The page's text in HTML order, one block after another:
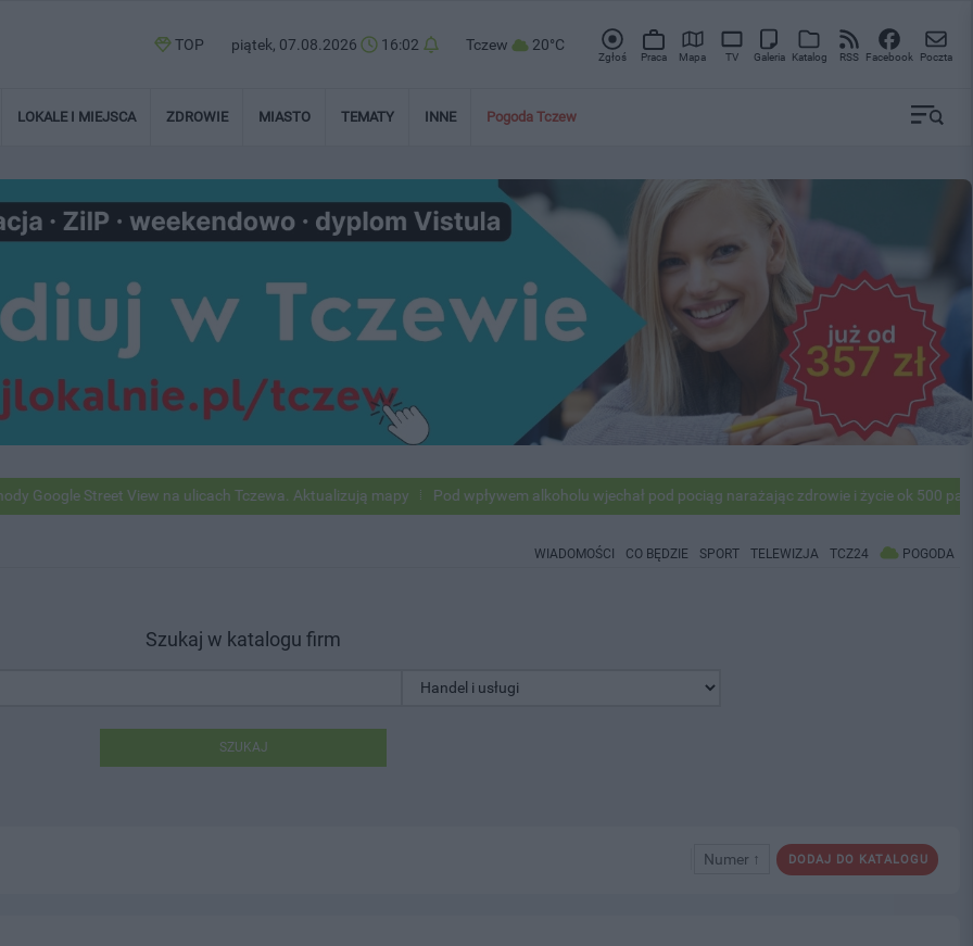
TOP piątek, 07.08.2026 16:02 Tczew 20°C
Zgłoś Praca Mapa TV Galeria Katalog RSS Facebook Poczta
LOKALE I MIEJSCA ZDROWIE MIASTO TEMATY INNE Pogoda Tczew
Street View na ulicach Tczewa. Aktualizują mapy Pod wpływem alkoholu wjechał pod pociąg narażając zdrowie i życie ok 500
WIADOMOŚCI CO BĘDZIE SPORT TELEWIZJA TCZ24 POGODA
Szukaj w katalogu firm
SZUKAJ
DODAJ DO KATALOGU
Numer ↑